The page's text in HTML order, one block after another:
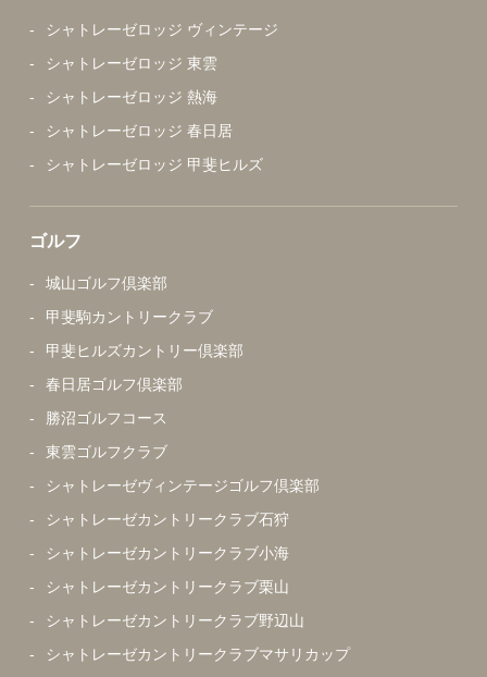
シャトレーゼロッジ ヴィンテージ
シャトレーゼロッジ 東雲
シャトレーゼロッジ 熱海
シャトレーゼロッジ 春日居
シャトレーゼロッジ 甲斐ヒルズ
ゴルフ
城山ゴルフ倶楽部
甲斐駒カントリークラブ
甲斐ヒルズカントリー倶楽部
春日居ゴルフ倶楽部
勝沼ゴルフコース
東雲ゴルフクラブ
シャトレーゼヴィンテージゴルフ倶楽部
シャトレーゼカントリークラブ石狩
シャトレーゼカントリークラブ小海
シャトレーゼカントリークラブ栗山
シャトレーゼカントリークラブ野辺山
シャトレーゼカントリークラブマサリカップ